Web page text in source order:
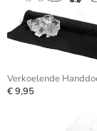
Verkoelende
€ 9,95